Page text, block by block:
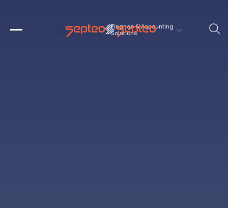
Finance & Accounting
Solutions